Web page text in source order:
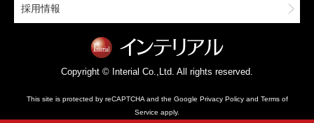
採用情報
Copyright © Interial Co.,Ltd. All rights reserved.
This site is protected by reCAPTCHA and the Google Privacy Policyand Terms of
Service apply.